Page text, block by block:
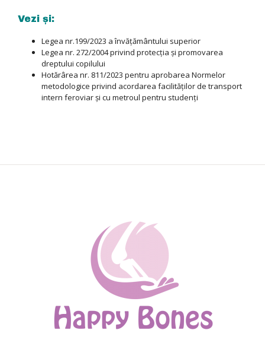
Vezi și:
Legea nr.199/2023 a învățământului superior
Legea nr. 272/2004 privind protecția și promovarea
dreptului copilului
Hotărârea nr. 811/2023 pentru aprobarea Normelor
metodologice privind acordarea facilităţilor de transport
intern feroviar şi cu metroul pentru studenţi